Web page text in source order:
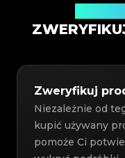
Zweryfikuj
Niezależnie od
kupić używany
pomoże Ci